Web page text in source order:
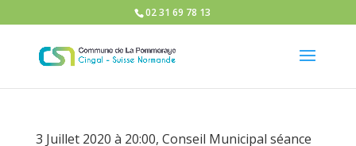
02 31 69 78 13
3 Juillet 2020 à 20:00, Conseil Municipal séance